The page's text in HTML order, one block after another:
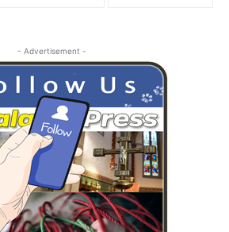
- Advertisement -